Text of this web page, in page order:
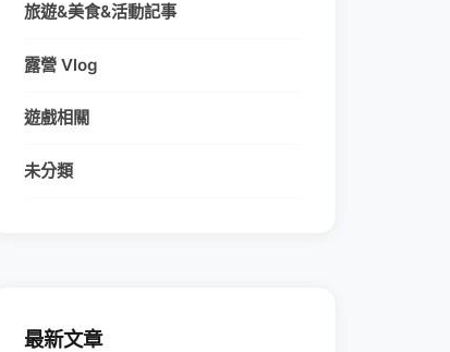
旅遊&美食&活動記事
露營 Vlog
遊戲相關
未分類
最新文章